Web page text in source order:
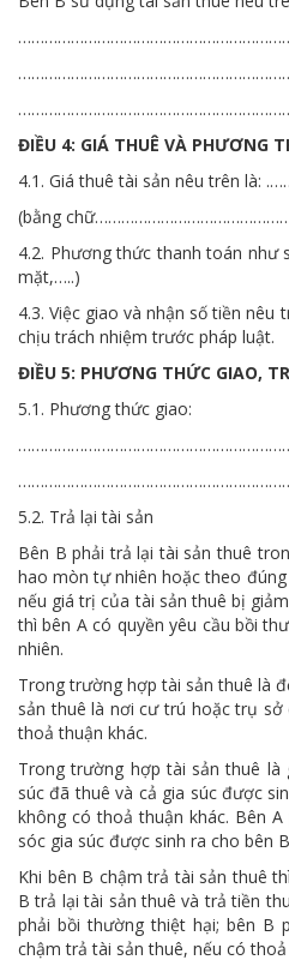
ĐIỀU 4: GIÁ THUÊ VÀ PHƯƠNG
4.1. Giá thuê tài sản nêu trên
(bằng
4.2. Phương thức thanh toán như
mặt,…..)
4.3. Việc giao và nhận số tiền
chịu trách nhiệm trước pháp luật.
ĐIỀU 5: PHƯƠNG THỨC GIAO,
5.1. Phương thức giao:
5.2. Trả lại tài sản
Bên B phải trả lại tài sản thuê
hao mòn tự nhiên hoặc theo
nếu giá trị của tài sản thuê bị
thì bên A có quyền yêu cầu bồi
nhiên.
Trong trường hợp tài sản thuê là
sản thuê là nơi cư trú hoặc trụ
thoả thuận khác.
Trong trường hợp tài sản thuê là
súc đã thuê và cả gia súc được
không có thoả thuận khác. Bên
sóc gia súc được sinh ra cho bên
Khi bên B chậm trả tài sản thuê
B trả lại tài sản thuê và trả tiền
phải bồi thường thiệt hại; bên B
chậm trả tài sản thuê, nếu có